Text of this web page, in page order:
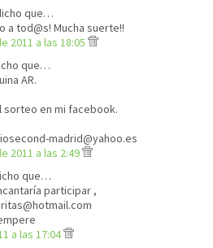
que…
a tod@s! Mucha suerte!!
2011 a las 18:05
que…
AR.
sorteo en mi facebook.
madrid@yahoo.es
2011 a las 2:49
que…
participar ,
a las 17:04